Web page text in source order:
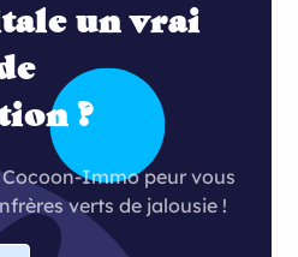
un vrai
?
Immo peur vous
verts de jalousie !